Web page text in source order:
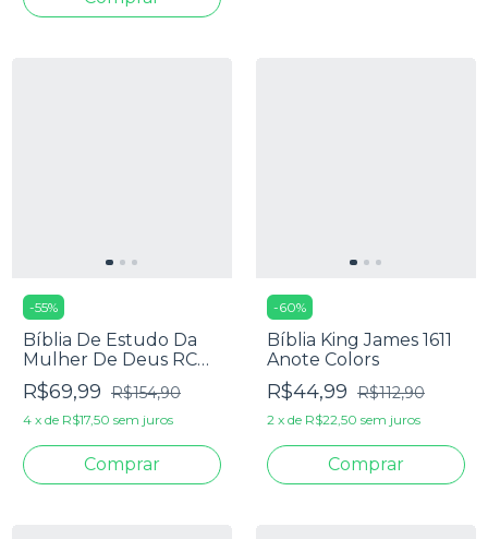
-55%
Bíblia De Estudo Da
Mulher De Deus RC
Letra Grande Com
Harpa Pentecostal
Pink
R$69,99 R$154,90
4 x de R$17,50 sem juros
-60%
Bíblia King James 1611
Anote Colors
R$44,99 R$112,90
2 x de R$22,50 sem juros